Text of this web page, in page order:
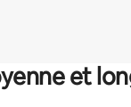
et